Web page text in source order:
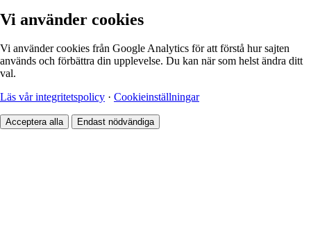
Vi använder cookies
Vi använder cookies från Google Analytics för att förstå hur sajten
används och förbättra din upplevelse. Du kan när som helst ändra ditt
val.
Läs vår integritetspolicy · Cookieinställningar
Acceptera alla Endast nödvändiga